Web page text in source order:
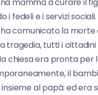
i fedeli e i servizi
comunicato la morte
tragedia, tutti i
chiesa era pronta per
il
al papà: ed era